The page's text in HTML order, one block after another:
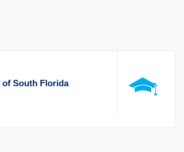
South Florida